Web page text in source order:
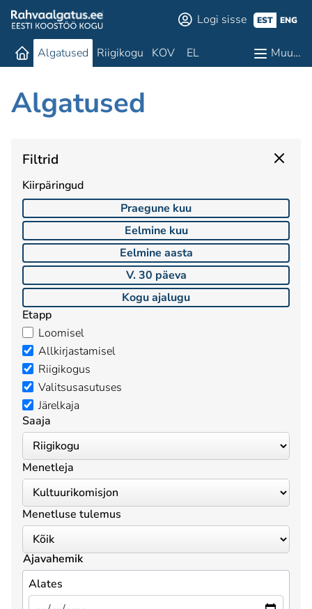
Logi sisse EST ENG
Algatused Riigikogu KOV EL Muu…
Algatused
Filtrid
Kiirpäringud
Praegune kuu
Eelmine kuu
Eelmine aasta
V. 30 päeva
Kogu ajalugu
Etapp
Loomisel
Allkirjastamisel
Riigikogus
Valitsusasutuses
Järelkaja
Saaja
Menetleja
Menetluse tulemus
Ajavahemik
Alates